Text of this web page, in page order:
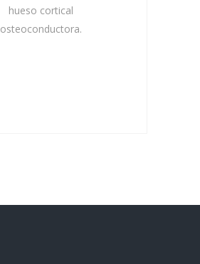
hueso cortical
osteoconductora.